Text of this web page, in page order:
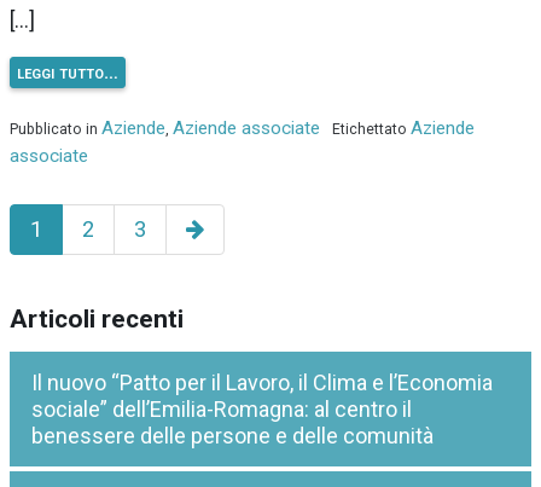
[…]
leggi tutto…
Pubblicato in Aziende, Aziende associate Etichettato Aziende
associate
1 2 3
Pagina
successiva
Articoli recenti
Il nuovo “Patto per il Lavoro, il Clima e l’Economia
sociale” dell’Emilia-Romagna: al centro il
benessere delle persone e delle comunità